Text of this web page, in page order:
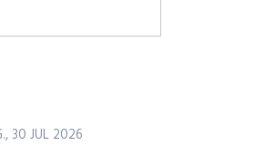
30 JUL 2026